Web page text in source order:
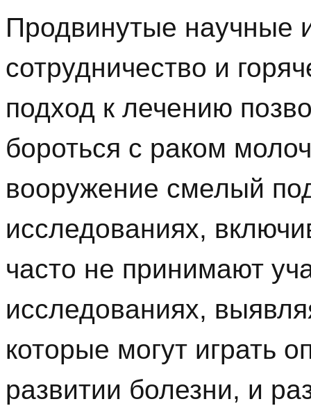
Продвинутые научные
сотрудничество и
подход к лечению
бороться с раком
вооружение смелый
исследованиях,
часто не принимают
исследованиях,
которые могут играть
развитии болезни, и